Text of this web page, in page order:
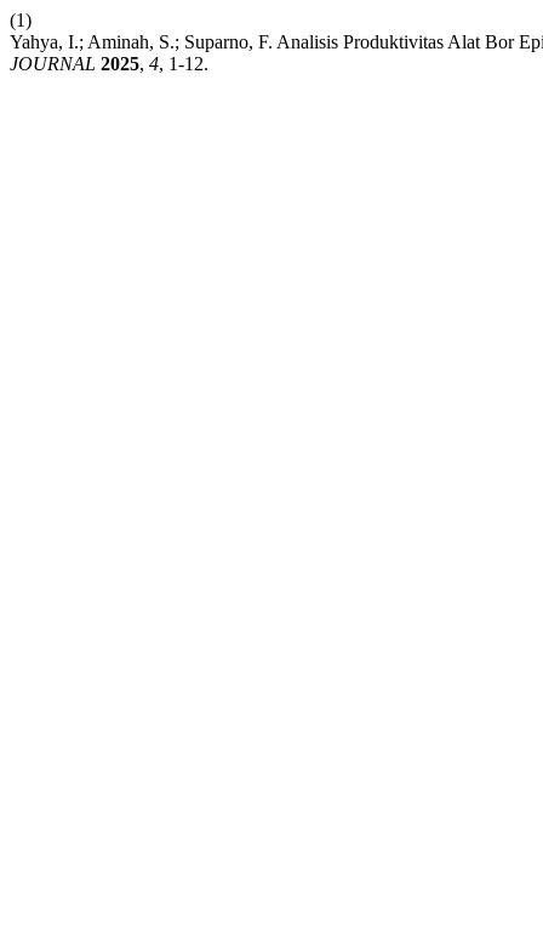
(1)
Yahya, I.; Aminah, S.; Suparno, F. Analisis Produktivitas Alat Bor
JOURNAL 2025, 4, 1-12.